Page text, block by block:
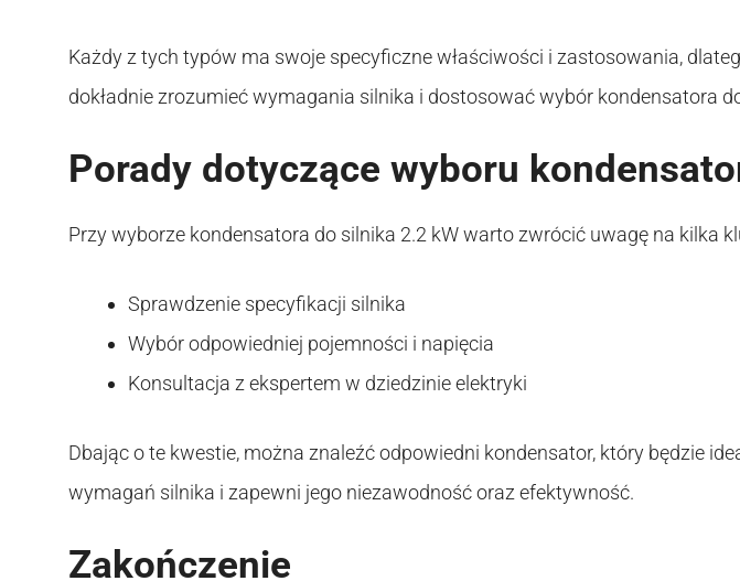
Każdy z tych typów ma swoje specyficzne właściwości i zastosowania,
dokładnie zrozumieć wymagania silnika i dostosować wybór kondensatora
Porady dotyczące wyboru
Przy wyborze kondensatora do silnika 2.2 kW warto zwrócić uwagę na kilka
Sprawdzenie specyfikacji silnika
Wybór odpowiedniej pojemności i napięcia
Konsultacja z ekspertem w dziedzinie elektryki
Dbając o te kwestie, można znaleźć odpowiedni kondensator, który będzie
wymagań silnika i zapewni jego niezawodność oraz efektywność.
Zakończenie